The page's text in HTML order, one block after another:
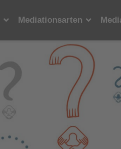
Mediationsarten